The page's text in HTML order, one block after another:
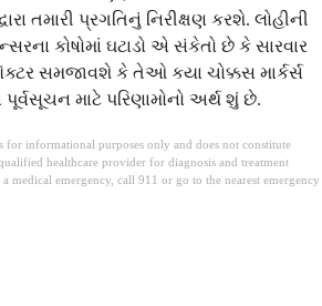
તમારી પ્રગતિનું નિરીક્ષણ કરશે. લોહીની
કોષોમાં ઘટાડો એ સંકેતો છે કે સારવાર
સમજાવશે કે તેઓ કયા ચોક્કસ માર્કર્સ
માટે પરિણામોનો અર્થ શું છે.
for informational purposes only and does not constitute
healthcare provider for diagnosis and treatment
medical emergency, call 911 or go to the nearest emergency